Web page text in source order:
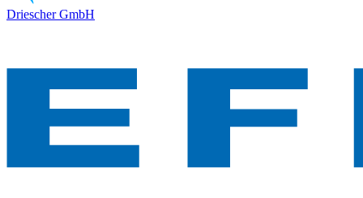
Driescher GmbH